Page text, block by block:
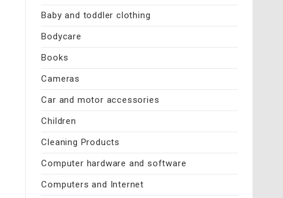
Baby and toddler clothing
Bodycare
Books
Cameras
Car and motor accessories
Children
Cleaning Products
Computer hardware and software
Computers and Internet